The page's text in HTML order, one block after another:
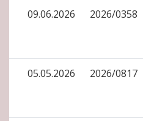
09.06.2026 2026/0358
05.05.2026 2026/0817